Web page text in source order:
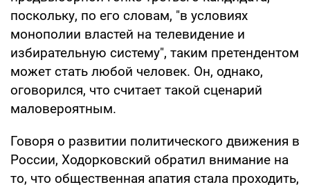
поскольку, по его словам, "в условиях
монополии властей на телевидение и
избирательную систему", таким претендентом
может стать любой человек. Он, однако,
оговорился, что считает такой сценарий
маловероятным.
Говоря о развитии политического движения в
России, Ходорковский обратил внимание на
то, что общественная апатия стала проходить,